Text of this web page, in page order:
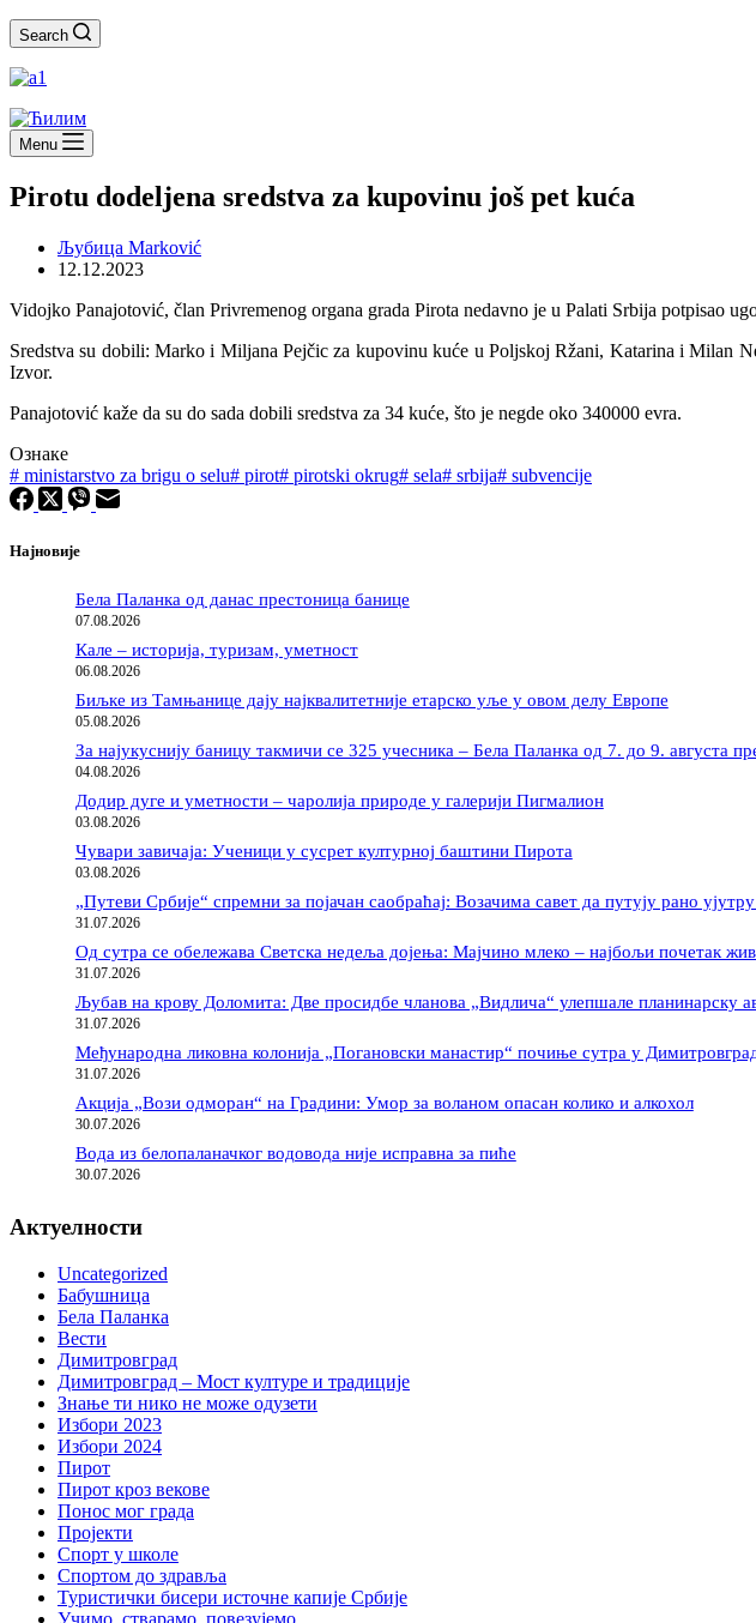
Search
Menu
Pirotu dodeljena sredstva za kupovinu još pet kuća
Љубица Marković
12.12.2023
Vidojko Panajotović, član Privremenog organa grada Pirota nedavno je u Palati Srbija potpisao
Sredstva su dobili: Marko i Miljana Pejčic za kupovinu kuće u Poljskoj Ržani, Katarina i Milan
Izvor.
Panajotović kaže da su do sada dobili sredstva za 34 kuće, što je negde oko 340000 evra.
Ознаке
# ministarstvo za brigu o selu# pirot# pirotski okrug# sela# srbija# subvencije
Најновије
Бела Паланка од данас престоница банице
07.08.2026
Кале – историја, туризам, уметност
06.08.2026
Биљке из Тамњанице дају најквалитетније етарско уље у овом делу Европе
05.08.2026
За најукуснију баницу такмичи се 325 учесника – Бела Паланка од 7. до 9. августа
04.08.2026
Додир дуге и уметности – чаролија природе у галерији Пигмалион
03.08.2026
Чувари завичаја: Ученици у сусрет културној баштини Пирота
03.08.2026
„Путеви Србије“ спремни за појачан саобраћај: Возачима савет да путују рано
31.07.2026
Од сутра се обележава Светска недеља дојења: Мајчино млеко – најбољи почетак
31.07.2026
Љубав на крову Доломита: Две просидбе чланова „Видлича“ улепшале планинарску
31.07.2026
Међународна ликовна колонија „Погановски манастир“ почиње сутра у
31.07.2026
Акција „Вози одморан“ на Градини: Умор за воланом опасан колико и алкохол
30.07.2026
Вода из белопаланачког водовода није исправна за пиће
30.07.2026
Актуелности
Uncategorized
Бабушница
Бела Паланка
Вести
Димитровград
Димитровград – Мост културе и традиције
Знање ти нико не може одузети
Избори 2023
Избори 2024
Пирот
Пирот кроз векове
Понос мог града
Пројекти
Спорт у школе
Спортом до здравља
Туристички бисери источне капије Србије
Учимо, стварамо, повезујемо